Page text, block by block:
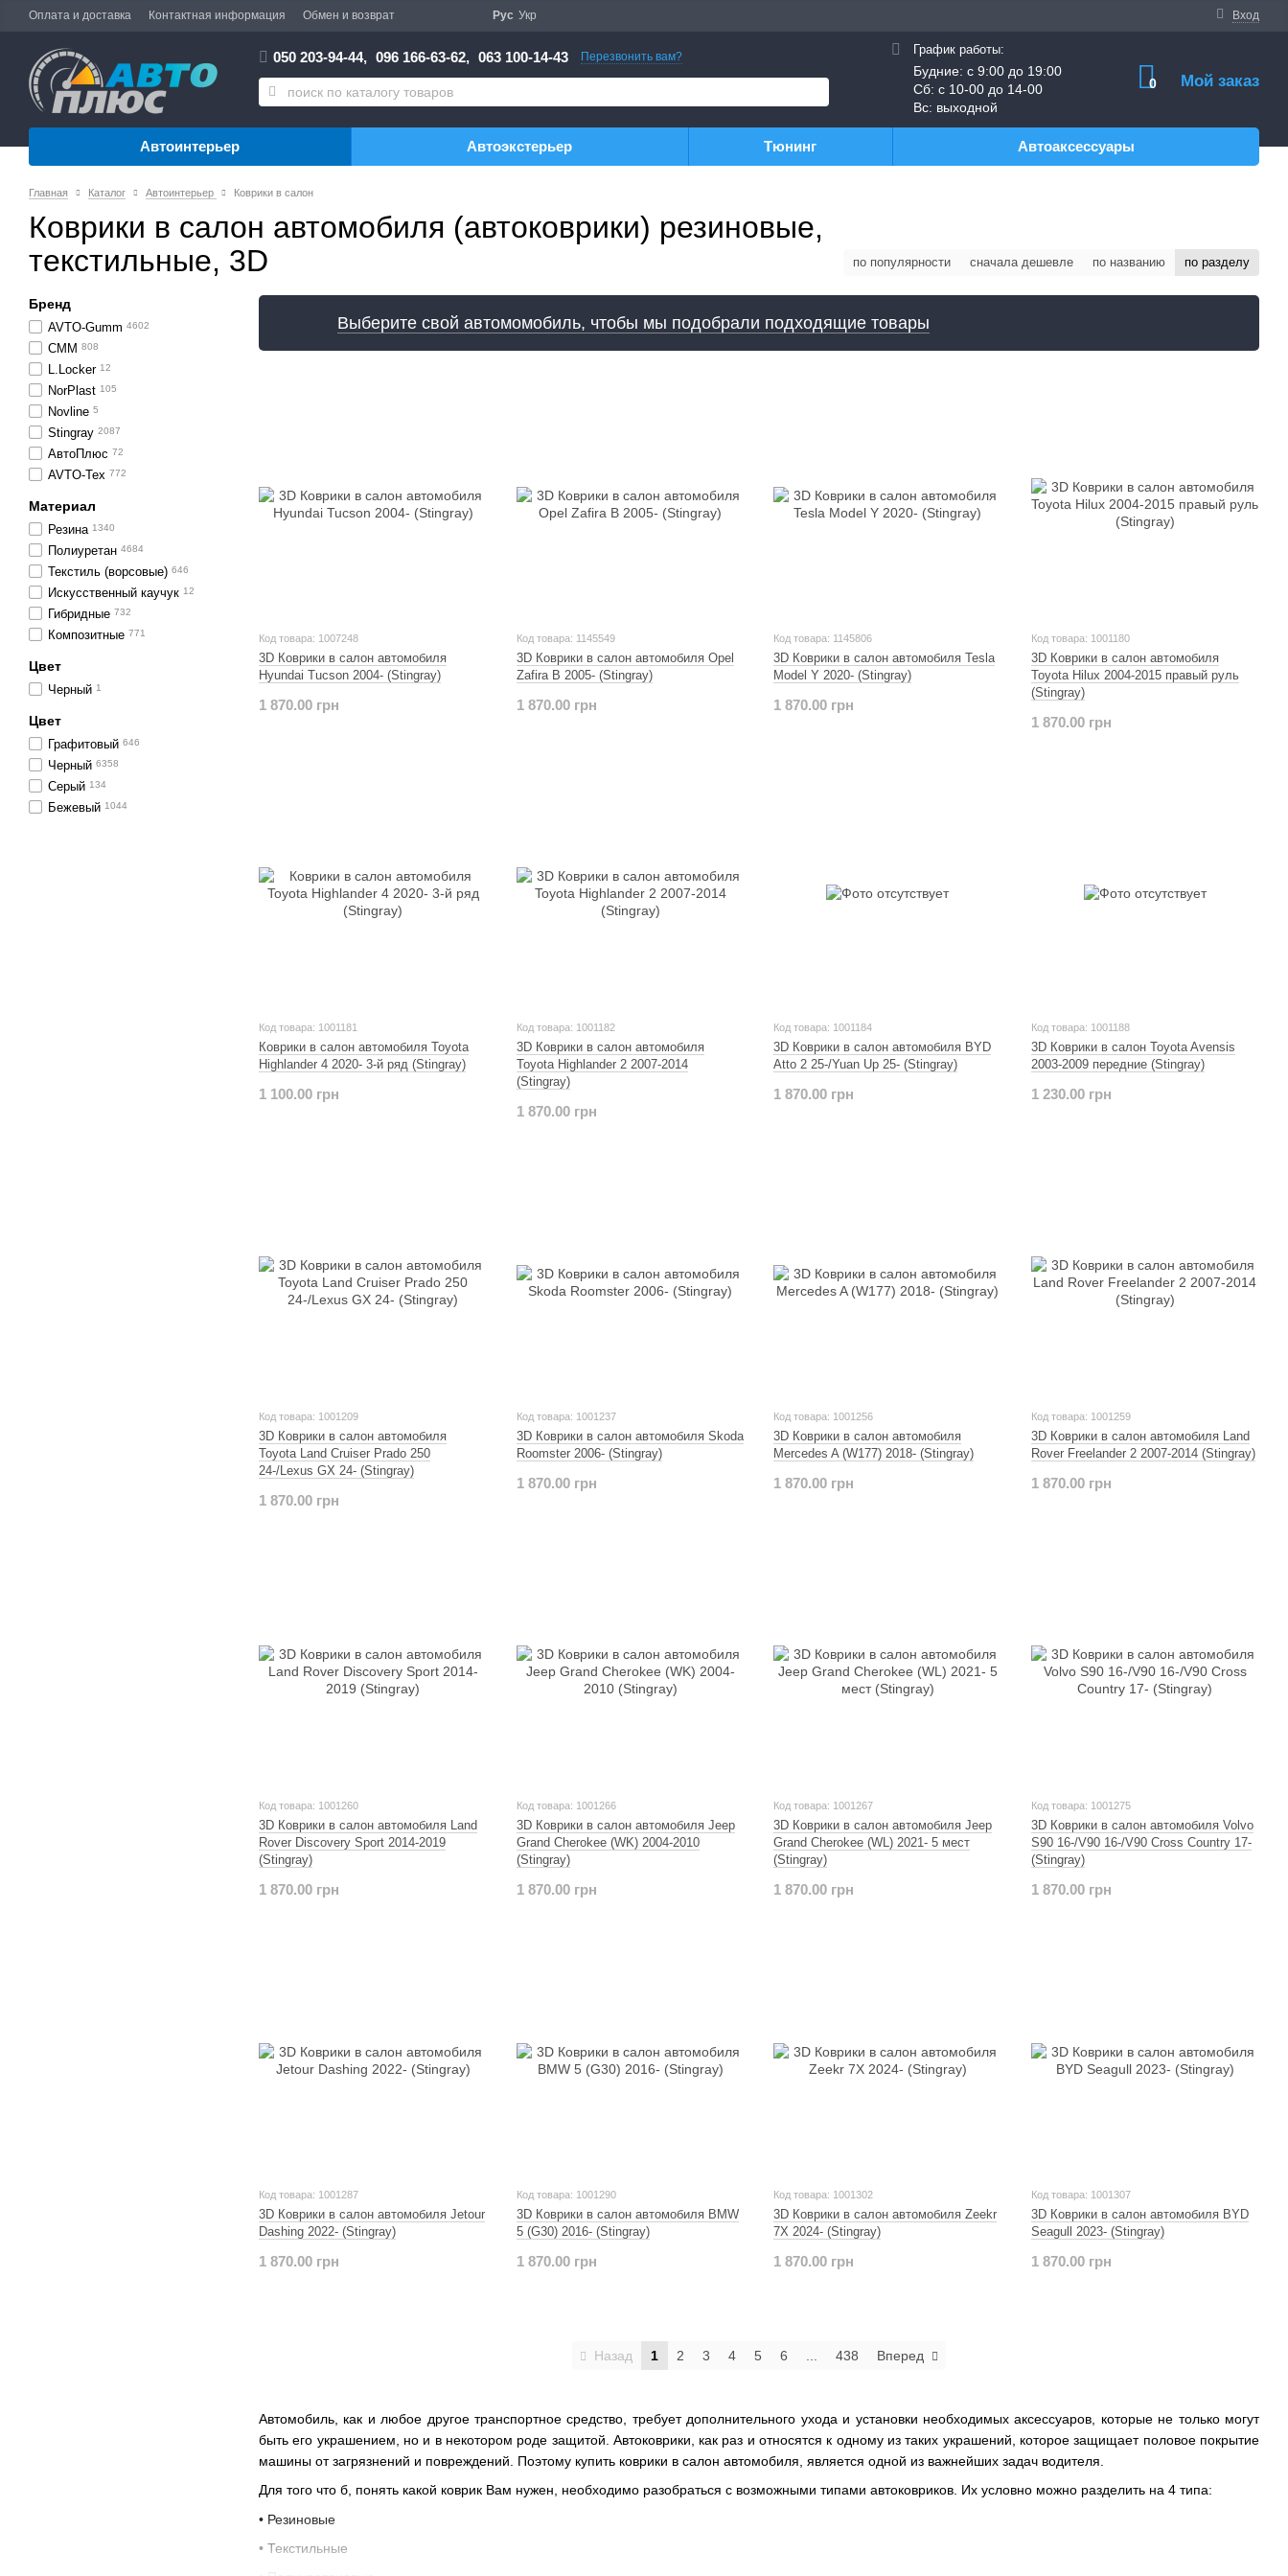
Оплата и доставка Контактная информация Обмен и возврат Вход
Рус Укр
050 203-94-44, 096 166-63-62, 063 100-14-43 Перезвонить вам? График работы:
Будние: с 9:00 до 19:00
Сб: с 10-00 до 14-00
Вс: выходной
0 Мой заказ
Автоинтерьер Автоэкстерьер Тюнинг Автоаксессуары
Главная Каталог Автоинтерьер Коврики в салон
Коврики в салон автомобиля (автоковрики) резиновые,
текстильные, 3D
по популярности сначала дешевле по названию по разделу
Выберите свой автомомобиль, чтобы мы подобрали подходящие товары
Код товара: 1007248
3D Коврики в салон автомобиля
Hyundai Tucson 2004- (Stingray)
1 870.00 грн
Код товара: 1145549
3D Коврики в салон автомобиля Opel
Zafira B 2005- (Stingray)
1 870.00 грн
Код товара: 1145806
3D Коврики в салон автомобиля Tesla
Model Y 2020- (Stingray)
1 870.00 грн
Код товара: 1001180
3D Коврики в салон автомобиля
Toyota Hilux 2004-2015 правый руль
(Stingray)
1 870.00 грн
Код товара: 1001181
Коврики в салон автомобиля Toyota
Highlander 4 2020- 3-й ряд (Stingray)
1 100.00 грн
Код товара: 1001182
3D Коврики в салон автомобиля
Toyota Highlander 2 2007-2014
(Stingray)
1 870.00 грн
Код товара: 1001184
3D Коврики в салон автомобиля BYD
Atto 2 25-/Yuan Up 25- (Stingray)
1 870.00 грн
Код товара: 1001188
3D Коврики в салон Toyota Avensis
2003-2009 передние (Stingray)
1 230.00 грн
Код товара: 1001209
3D Коврики в салон автомобиля
Toyota Land Cruiser Prado 250
24-/Lexus GX 24- (Stingray)
1 870.00 грн
Код товара: 1001237
3D Коврики в салон автомобиля Skoda
Roomster 2006- (Stingray)
1 870.00 грн
Код товара: 1001256
3D Коврики в салон автомобиля
Mercedes A (W177) 2018- (Stingray)
1 870.00 грн
Код товара: 1001259
3D Коврики в салон автомобиля Land
Rover Freelander 2 2007-2014 (Stingray)
1 870.00 грн
Код товара: 1001260
3D Коврики в салон автомобиля Land
Rover Discovery Sport 2014-2019
(Stingray)
1 870.00 грн
Код товара: 1001266
3D Коврики в салон автомобиля Jeep
Grand Cherokee (WK) 2004-2010
(Stingray)
1 870.00 грн
Код товара: 1001267
3D Коврики в салон автомобиля Jeep
Grand Cherokee (WL) 2021- 5 мест
(Stingray)
1 870.00 грн
Код товара: 1001275
3D Коврики в салон автомобиля Volvo
S90 16-/V90 16-/V90 Cross Country 17-
(Stingray)
1 870.00 грн
Код товара: 1001287
3D Коврики в салон автомобиля Jetour
Dashing 2022- (Stingray)
1 870.00 грн
Код товара: 1001290
3D Коврики в салон автомобиля BMW
5 (G30) 2016- (Stingray)
1 870.00 грн
Код товара: 1001302
3D Коврики в салон автомобиля Zeekr
7X 2024- (Stingray)
1 870.00 грн
Код товара: 1001307
3D Коврики в салон автомобиля BYD
Seagull 2023- (Stingray)
1 870.00 грн
Назад 1 2 3 4 5 6 438 Вперед
Автомобиль, как и любое другое транспортное средство, требует дополнительного ухода и установки необходимых аксессуаров, которые не только могут
быть его украшением, но и в некотором роде защитой. Автоковрики, как раз и относятся к одному из таких украшений, которое защищает половое покрытие
машины от загрязнений и повреждений. Поэтому купить коврики в салон автомобиля, является одной из важнейших задач водителя.
Для того что б, понять какой коврик Вам нужен, необходимо разобраться с возможными типами автоковриков. Их условно можно разделить на 4 типа:
• Резиновые
• Текстильные
Бренд
AVTO-Gumm 4602
CMM 808
L.Locker 12
NorPlast 105
Novline 5
Stingray 2087
АвтоПлюс 72
AVTO-Tex 772
Материал
Резина 1340
Полиуретан 4684
Текстиль (ворсовые) 646
Искусственный каучук 12
Гибридные 732
Композитные 771
Цвет
Черный 1
Цвет
Графитовый 646
Черный 6358
Серый 134
Бежевый 1044